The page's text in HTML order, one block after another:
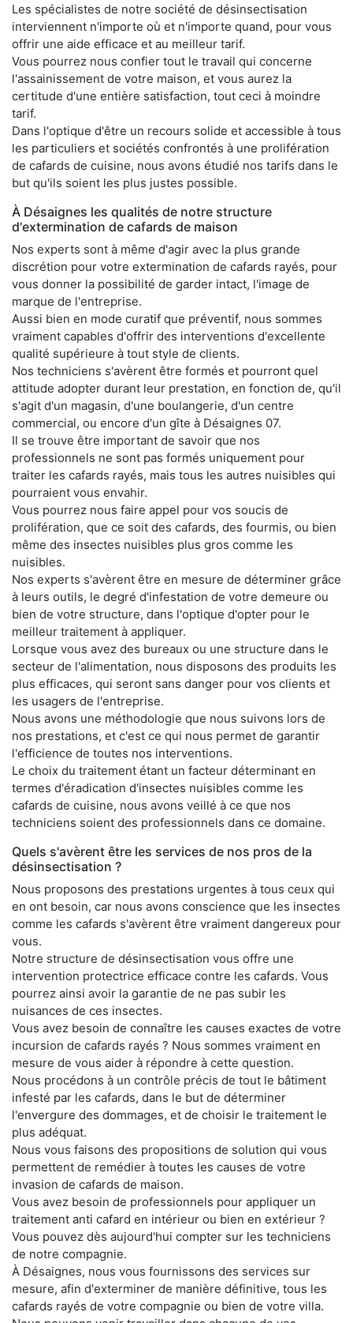
Les spécialistes de notre société de désinsectisation
interviennent n'importe où et n'importe quand, pour vous
offrir une aide efficace et au meilleur tarif.
Vous pourrez nous confier tout le travail qui concerne
l'assainissement de votre maison, et vous aurez la
certitude d'une entière satisfaction, tout ceci à moindre
tarif.
Dans l'optique d'être un recours solide et accessible à tous
les particuliers et sociétés confrontés à une prolifération
de cafards de cuisine, nous avons étudié nos tarifs dans le
but qu'ils soient les plus justes possible.
À Désaignes les qualités de notre structure
d'extermination de cafards de maison
Nos experts sont à même d'agir avec la plus grande
discrétion pour votre extermination de cafards rayés, pour
vous donner la possibilité de garder intact, l'image de
marque de l'entreprise.
Aussi bien en mode curatif que préventif, nous sommes
vraiment capables d'offrir des interventions d'excellente
qualité supérieure à tout style de clients.
Nos techniciens s'avèrent être formés et pourront quel
attitude adopter durant leur prestation, en fonction de, qu'il
s'agit d'un magasin, d'une boulangerie, d'un centre
commercial, ou encore d'un gîte à Désaignes 07.
Il se trouve être important de savoir que nos
professionnels ne sont pas formés uniquement pour
traiter les cafards rayés, mais tous les autres nuisibles qui
pourraient vous envahir.
Vous pourrez nous faire appel pour vos soucis de
prolifération, que ce soit des cafards, des fourmis, ou bien
même des insectes nuisibles plus gros comme les
nuisibles.
Nos experts s'avèrent être en mesure de déterminer grâce
à leurs outils, le degré d'infestation de votre demeure ou
bien de votre structure, dans l'optique d'opter pour le
meilleur traitement à appliquer.
Lorsque vous avez des bureaux ou une structure dans le
secteur de l'alimentation, nous disposons des produits les
plus efficaces, qui seront sans danger pour vos clients et
les usagers de l'entreprise.
Nous avons une méthodologie que nous suivons lors de
nos prestations, et c'est ce qui nous permet de garantir
l'efficience de toutes nos interventions.
Le choix du traitement étant un facteur déterminant en
termes d'éradication d'insectes nuisibles comme les
cafards de cuisine, nous avons veillé à ce que nos
techniciens soient des professionnels dans ce domaine.
Quels s'avèrent être les services de nos pros de la
désinsectisation ?
Nous proposons des prestations urgentes à tous ceux qui
en ont besoin, car nous avons conscience que les insectes
comme les cafards s'avèrent être vraiment dangereux pour
vous.
Notre structure de désinsectisation vous offre une
intervention protectrice efficace contre les cafards. Vous
pourrez ainsi avoir la garantie de ne pas subir les
nuisances de ces insectes.
Vous avez besoin de connaître les causes exactes de votre
incursion de cafards rayés ? Nous sommes vraiment en
mesure de vous aider à répondre à cette question.
Nous procédons à un contrôle précis de tout le bâtiment
infesté par les cafards, dans le but de déterminer
l'envergure des dommages, et de choisir le traitement le
plus adéquat.
Nous vous faisons des propositions de solution qui vous
permettent de remédier à toutes les causes de votre
invasion de cafards de maison.
Vous avez besoin de professionnels pour appliquer un
traitement anti cafard en intérieur ou bien en extérieur ?
Vous pouvez dès aujourd'hui compter sur les techniciens
de notre compagnie.
À Désaignes, nous vous fournissons des services sur
mesure, afin d'exterminer de manière définitive, tous les
cafards rayés de votre compagnie ou bien de votre villa.